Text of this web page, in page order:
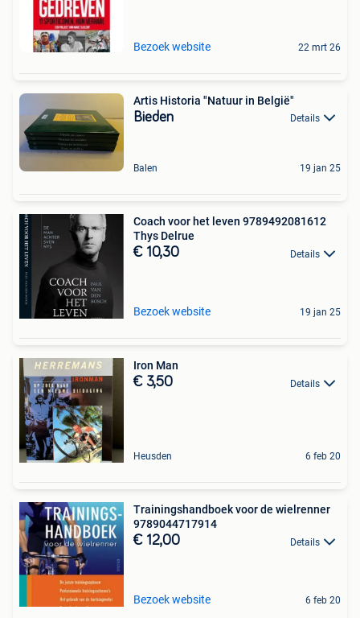
Bezoek website 22 mrt 26
Artis Historia "Natuur in België"
Bieden Details
Balen 19 jan 25
Coach voor het leven 9789492081612
Thys Delrue
€ 10,30 Details
Bezoek website 19 jan 25
Iron Man
€ 3,50 Details
Heusden 6 feb 20
Trainingshandboek voor de wielrenner
9789044717914
€ 12,00 Details
Bezoek website 6 feb 20